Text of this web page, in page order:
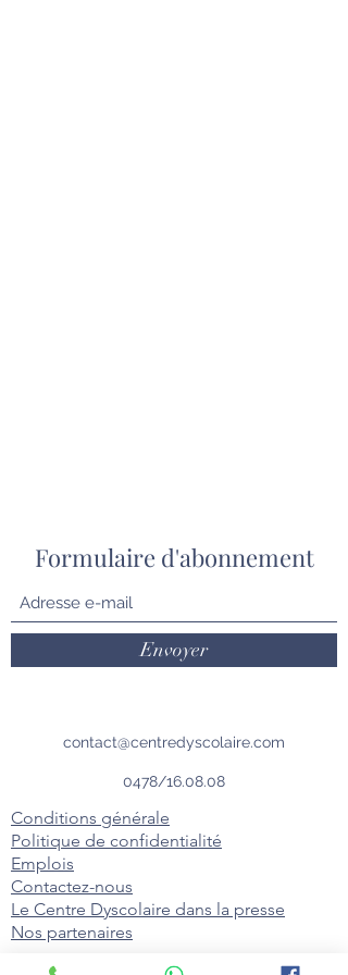
Formulaire d'abonnement
Envoyer
contact@centredyscolaire.com
0478/16.08.08
Conditions générale
Politique de confidentialité
Emplois
Contactez-nous
Le Centre Dyscolaire dans la presse
Nos partenaires
Chaussée de Louvain 431D